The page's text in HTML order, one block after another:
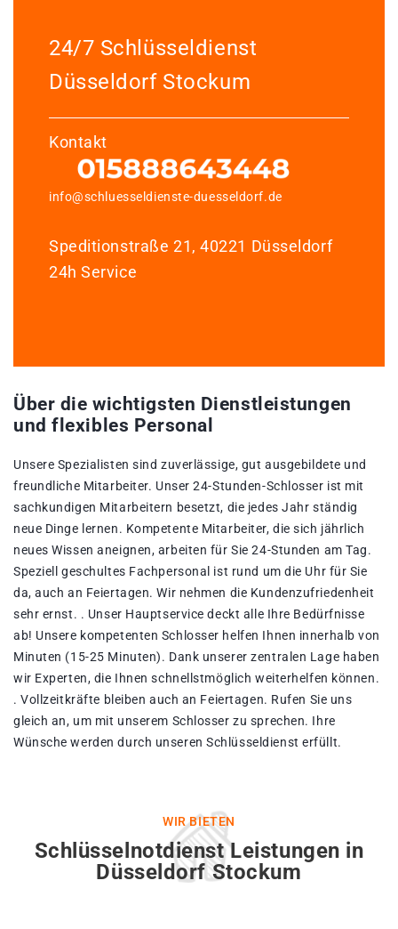
24/7 Schlüsseldienst
Düsseldorf Stockum
Kontakt
info@schluesseldienste-duesseldorf.de
Speditionstraße 21, 40221 Düsseldorf
24h Service
Über die wichtigsten Dienstleistungen
und flexibles Personal
Unsere Spezialisten sind zuverlässige, gut ausgebildete und
freundliche Mitarbeiter. Unser 24-Stunden-Schlosser ist mit
sachkundigen Mitarbeitern besetzt, die jedes Jahr ständig
neue Dinge lernen. Kompetente Mitarbeiter, die sich jährlich
neues Wissen aneignen, arbeiten für Sie 24-Stunden am Tag.
Speziell geschultes Fachpersonal ist rund um die Uhr für Sie
da, auch an Feiertagen. Wir nehmen die Kundenzufriedenheit
sehr ernst. . Unser Hauptservice deckt alle Ihre Bedürfnisse
ab! Unsere kompetenten Schlosser helfen Ihnen innerhalb von
Minuten (15-25 Minuten). Dank unserer zentralen Lage haben
wir Experten, die Ihnen schnellstmöglich weiterhelfen können.
. Vollzeitkräfte bleiben auch an Feiertagen. Rufen Sie uns
gleich an, um mit unserem Schlosser zu sprechen. Ihre
Wünsche werden durch unseren Schlüsseldienst erfüllt.
WIR BIETEN
Schlüsselnotdienst Leistungen in
Düsseldorf Stockum